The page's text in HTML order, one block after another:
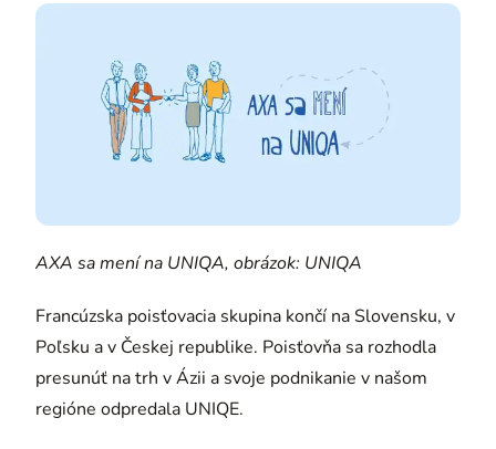
AXA sa mení na UNIQA, obrázok: UNIQA
Francúzska poisťovacia skupina končí na Slovensku, v
Poľsku a v Českej republike. Poisťovňa sa rozhodla
presunúť na trh v Ázii a svoje podnikanie v našom
regióne odpredala UNIQE.